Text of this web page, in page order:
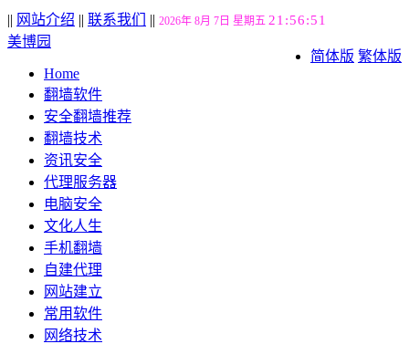
|| 网站介绍 || 联系我们 || 2026年 8月 7日 星期五 21:56:51
简体版 繁体版
美博园
Home
翻墙软件
安全翻墙推荐
翻墙技术
资讯安全
代理服务器
电脑安全
文化人生
手机翻墙
自建代理
网站建立
常用软件
网络技术